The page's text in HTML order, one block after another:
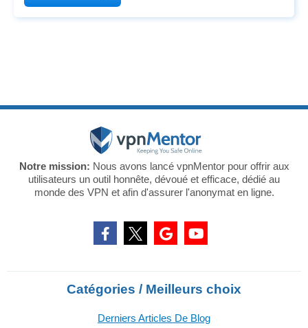
mesures drastiques contre l'utilisation de
Notre mission: Nous avons lancé vpnMentor pour offrir aux
utilisateurs un outil honnête, dévoué et efficace, dédié au
monde des VPN et afin d'assurer l'anonymat en ligne.
Catégories / Meilleurs choix
Derniers Articles De Blog